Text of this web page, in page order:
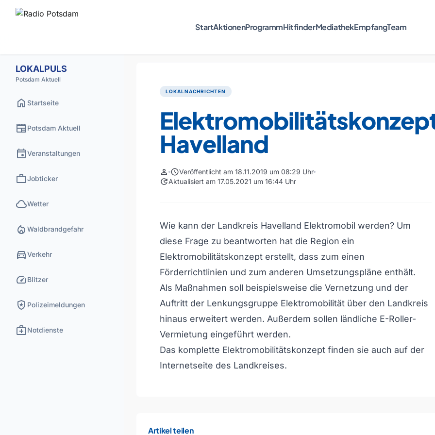
StartAktionenProgrammHitfinderMediathekEmpfangTeam
LOKALPULS
Potsdam Aktuell
home Startseite
newspaperPotsdam Aktuell
eventVeranstaltungen
workJobticker
cloudWetter
local_fire_department Waldbrandgefahr
directions_carVerkehr
speedBlitzer
local_police Polizeimeldungen
medical_servicesNotdienste
LOKALNACHRICHTEN
Havelland
person scheduleVeröffentlicht am 18.11.2019 um 08:29 Uhr
updateAktualisiert am 17.05.2021 um 16:44 Uhr
Wie kann der Landkreis Havelland Elektromobil werden? Um
diese Frage zu beantworten hat die Region ein
Elektromobilitätskonzept erstellt, dass zum einen
Förderrichtlinien und zum anderen Umsetzungspläne enthält.
Als Maßnahmen soll beispielsweise die Vernetzung und der
Auftritt der Lenkungsgruppe Elektromobilität über den Landkreis
hinaus erweitert werden. Außerdem sollen ländliche E-Roller-
Vermietung eingeführt werden.
Das komplette Elektromobilitätskonzept finden sie auch auf der
Internetseite des Landkreises.
Artikel teilen